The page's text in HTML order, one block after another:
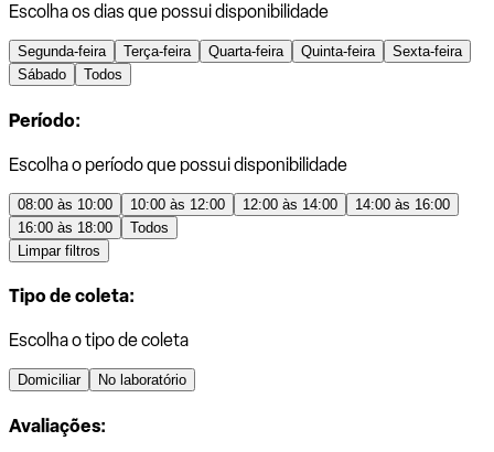
Escolha os dias que possui disponibilidade
Segunda-feira Terça-feira Quarta-feira Quinta-feira
Sexta-feira
Sábado
Todos
Período:
Escolha o período que possui disponibilidade
08:00 às 10:00 10:00 às 12:00 12:00 às 14:00
14:00 às 16:00
16:00 às 18:00
Todos
Limpar filtros
Tipo de coleta:
Escolha o tipo de coleta
Domiciliar No laboratório
Avaliações: